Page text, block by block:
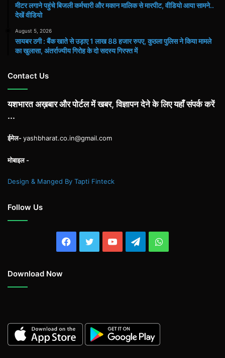
मीटर लगाने पहुंचे बिजली कर्मचारी और मकान मालिक से मारपीट, वीडियो आया सामने..
देखें वीडियो
August 5, 2026
सायबर ठगी : बैंक खाते से उड़ाए 1 लाख 88 हजार रुपए, कुठला पुलिस ने किया मामले
का खुलासा, अंतर्राज्यीय गिरोह के दो सदस्य गिरफ्त में
Contact Us
यशभारत अख़बार और पोर्टल में खबर, विज्ञापन देने के लिए यहाँ संपर्क करें
...
ईमेल-yashbharat.co.in@gmail.com
मोबाइल -
Design & Manged By Tapti Finteck
Follow Us
Facebook
TwitterYouTubeTelegramWhatsApp
Download Now